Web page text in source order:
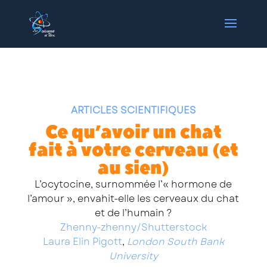
ARTICLES SCIENTIFIQUES
Ce qu’avoir un chat
fait à votre cerveau (et
au sien)
L’ocytocine, surnommée l’« hormone de
l’amour », envahit-elle les cerveaux du chat
et de l’humain ?
Zhenny-zhenny/Shutterstock
Laura Elin Pigott, London South Bank
University